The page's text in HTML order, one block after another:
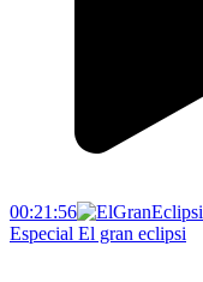
00:21:56
Especial El gran eclipsi